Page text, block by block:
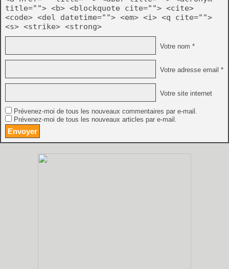
title=""> <b> <blockquote cite=""> <cite>
<code> <del datetime=""> <em> <i> <q cite="">
<s> <strike> <strong>
Votre nom *
Votre adresse email *
Votre site internet
Prévenez-moi de tous les nouveaux commentaires par e-mail.
Prévenez-moi de tous les nouveaux articles par e-mail.